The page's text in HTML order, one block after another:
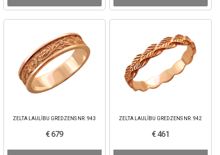
ZELTA LAULĪBU GREDZENS NR. 943
€ 679
ZELTA LAULĪBU GREDZENS NR. 942
€ 461